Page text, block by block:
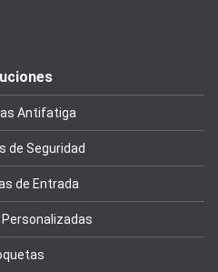
Antifatiga
de Seguridad
de Entrada